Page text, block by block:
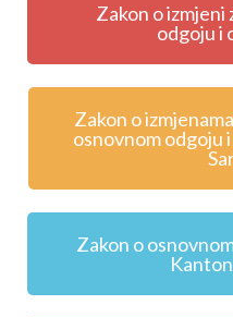
Zakon o izmjeni
odgoju i
Zakon o
osnovnom odgoju
Zakon o